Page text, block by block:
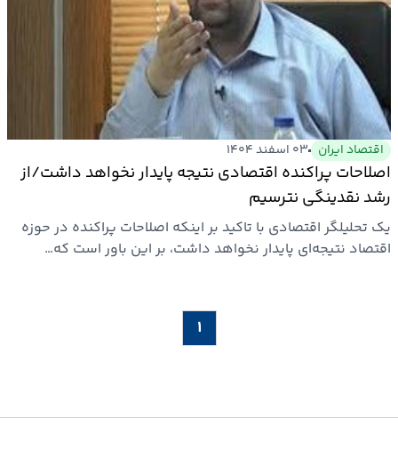
اقتصاد ایران ۰۳ اسفند ۱۴۰۴
اصلاحات پراکنده اقتصادی نتیجه‌ پایدار نخواهد داشت/از
رشد نقدینگی نترسیم
یک تحلیلگر اقتصادی با تاکید بر اینکه اصلاحات پراکنده در حوزه
اقتصاد نتیجه‌ای پایدار نخواهد داشت، بر این باور است که…
۱